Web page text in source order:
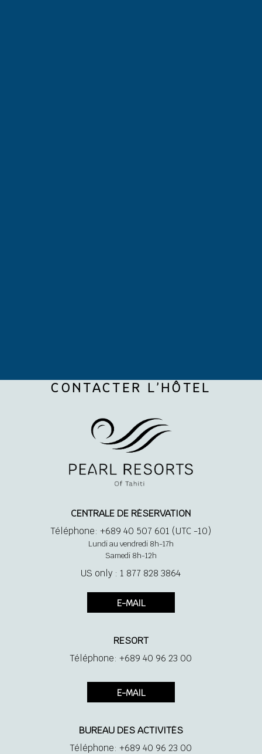
CONTACTER L’HÔTEL
CENTRALE DE RÉSERVATION
Téléphone: +689 40 507 601 (UTC -10)
Lundi au vendredi 8h-17h
Samedi 8h-12h
US only : 1 877 828 3864
E-MAIL
RESORT
Téléphone: +689 40 96 23 00
E-MAIL
BUREAU DES ACTIVITÉS
Téléphone: +689 40 96 23 00